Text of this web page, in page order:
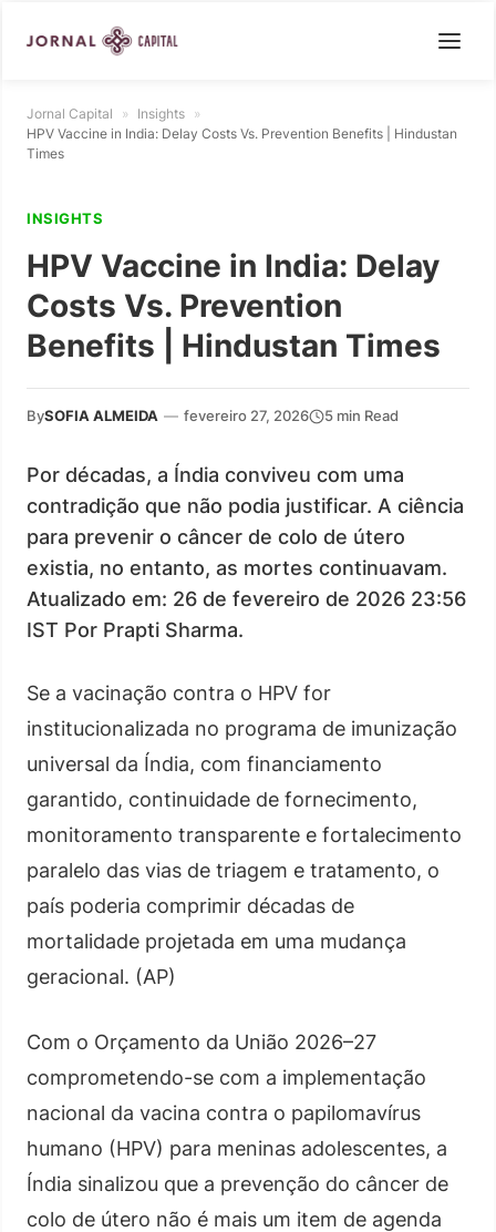
Jornal Capital » Insights »
HPV Vaccine in India: Delay Costs Vs. Prevention Benefits | Hindustan
Times
INSIGHTS
HPV Vaccine in India: Delay
Costs Vs. Prevention
Benefits | Hindustan Times
BySOFIA ALMEIDA — fevereiro 27, 2026 5 min Read
Por décadas, a Índia conviveu com uma
contradição que não podia justificar. A ciência
para prevenir o câncer de colo de útero
existia, no entanto, as mortes continuavam.
Atualizado em: 26 de fevereiro de 2026 23:56
IST Por Prapti Sharma.
Se a vacinação contra o HPV for
institucionalizada no programa de imunização
universal da Índia, com financiamento
garantido, continuidade de fornecimento,
monitoramento transparente e fortalecimento
paralelo das vias de triagem e tratamento, o
país poderia comprimir décadas de
mortalidade projetada em uma mudança
geracional. (AP)
Com o Orçamento da União 2026–27
comprometendo-se com a implementação
nacional da vacina contra o papilomavírus
humano (HPV) para meninas adolescentes, a
Índia sinalizou que a prevenção do câncer de
colo de útero não é mais um item de agenda